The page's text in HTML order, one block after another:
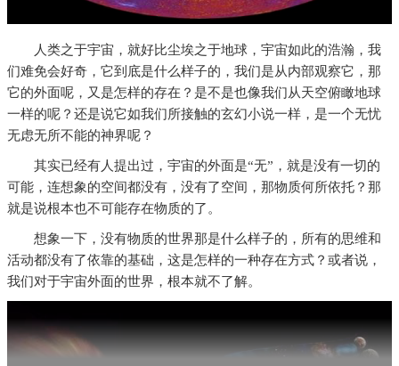
人类之于宇宙，就好比尘埃之于地球，宇宙如此的浩瀚，我
们难免会好奇，它到底是什么样子的，我们是从内部观察它，那
它的外面呢，又是怎样的存在？是不是也像我们从天空俯瞰地球
一样的呢？还是说它如我们所接触的玄幻小说一样，是一个无忧
无虑无所不能的神界呢？
其实已经有人提出过，宇宙的外面是“无”，就是没有一切的
可能，连想象的空间都没有，没有了空间，那物质何所依托？那
就是说根本也不可能存在物质的了。
想象一下，没有物质的世界那是什么样子的，所有的思维和
活动都没有了依靠的基础，这是怎样的一种存在方式？或者说，
我们对于宇宙外面的世界，根本就不了解。